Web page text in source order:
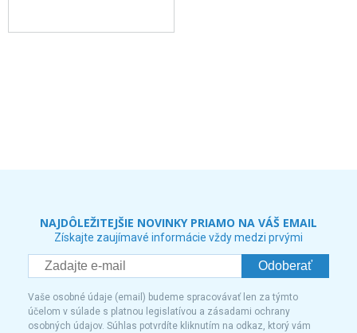
NAJDÔLEŽITEJŠIE NOVINKY PRIAMO NA VÁŠ EMAIL
Získajte zaujímavé informácie vždy medzi prvými
Odoberať
Vaše osobné údaje (email) budeme spracovávať len za týmto
účelom v súlade s platnou legislatívou a zásadami ochrany
osobných údajov. Súhlas potvrdíte kliknutím na odkaz, ktorý vám